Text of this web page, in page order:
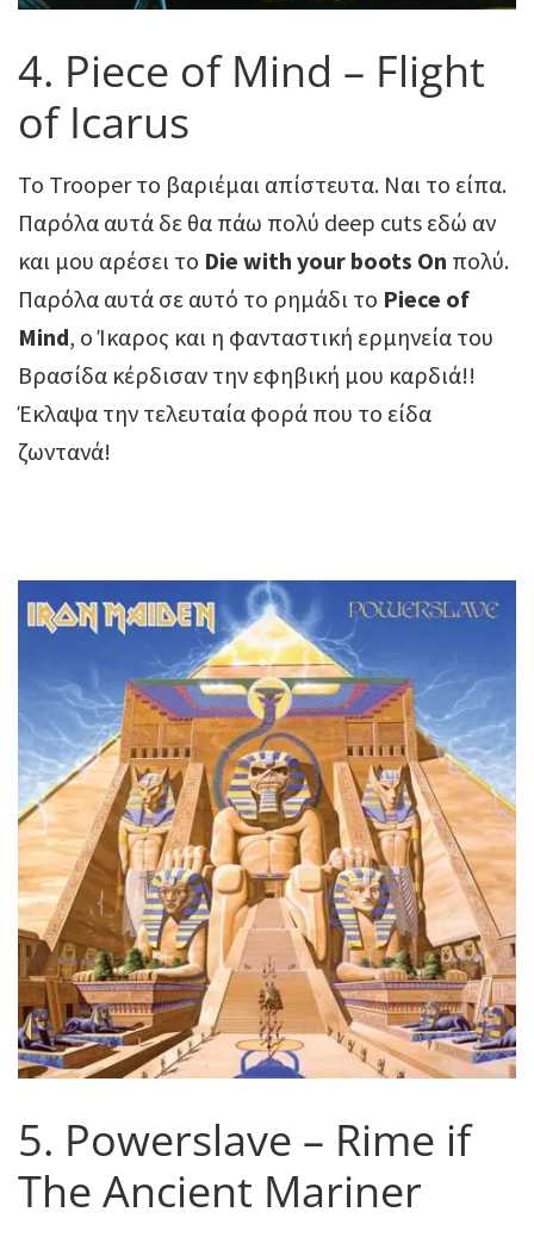
4. Piece of Mind – Flight
of Icarus
To Trooper το βαριέμαι απίστευτα. Ναι το είπα.
Παρόλα αυτά δε θα πάω πολύ deep cuts εδώ αν
και μου αρέσει το Die with your boots On πολύ.
Παρόλα αυτά σε αυτό το ρημάδι το Piece of
Mind, ο Ίκαρος και η φανταστική ερμηνεία του
Βρασίδα κέρδισαν την εφηβική μου καρδιά!!
Έκλαψα την τελευταία φορά που το είδα
ζωντανά!
5. Powerslave – Rime if
The Ancient Mariner